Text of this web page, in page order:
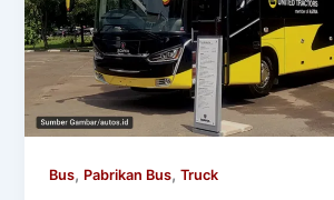
Bus, Pabrikan Bus,Truck